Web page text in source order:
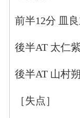
前半12分 皿
後半AT 太仁
後半AT 山村
［失点］